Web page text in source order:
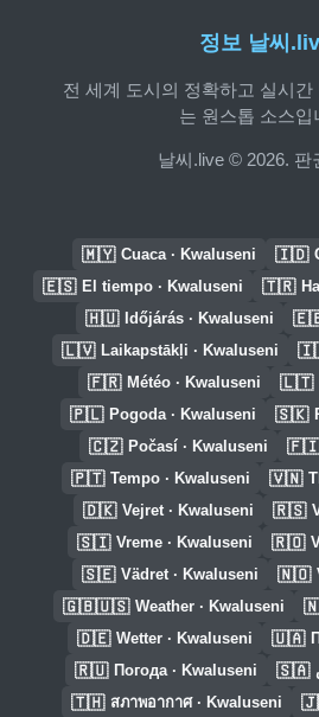
정보 날씨
전 세계 도시의 정확하고 실시
는 원스톱 소스입
날씨.live © 2026. 판
🇲🇾 Cuaca · Kwaluseni 🇮🇩
🇪🇸 El tiempo · Kwaluseni 🇹🇷
🇭🇺 Időjárás · Kwaluseni
🇱🇻 Laikapstākļi · Kwaluseni
🇫🇷 Météo · Kwaluseni 🇱🇹
🇵🇱 Pogoda · Kwaluseni 🇸🇰
🇨🇿 Počasí · Kwaluseni 🇫🇮
🇵🇹 Tempo · Kwaluseni 🇻🇳
🇩🇰 Vejret · Kwaluseni 🇷🇸
🇸🇮 Vreme · Kwaluseni 🇷🇴
🇸🇪 Vädret · Kwaluseni 🇳🇴
🇬🇧🇺🇸 Weather · Kwaluseni
🇩🇪 Wetter · Kwaluseni 🇺🇦
🇷🇺 Погода · Kwaluseni 🇸🇦
🇹🇭 สภาพอากาศ · Kwaluseni